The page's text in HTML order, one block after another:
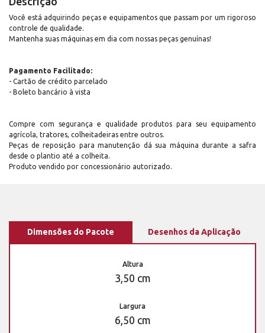
Você está adquirindo peças e equipamentos que passam por um rigoroso
controle de qualidade.
Mantenha suas máquinas em dia com nossas peças genuínas!
Pagamento Facilitado:
- Cartão de crédito parcelado
- Boleto bancário à vista
Compre com segurança e qualidade produtos para seu equipamento
agrícola, tratores, colheitadeiras entre outros.
Peças de reposição para manutenção dá sua máquina durante a safra
desde o plantio até a colheita.
Produto vendido por concessionário autorizado.
Dimensões do Pacote Desenhos da Aplicação
Altura
3,50 cm
Largura
6,50 cm